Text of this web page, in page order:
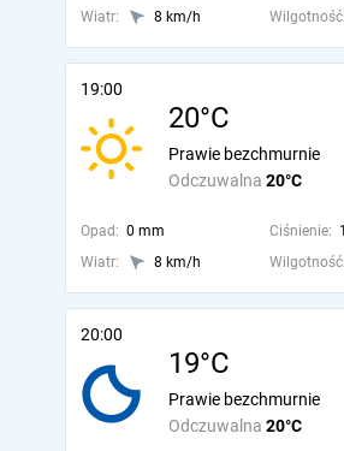
Wiatr:
8 km/h Wilgotność:
19:00
20°C
Odczuwalna 20°C
Prawie bezchmurnie
Opad: 0 mm Ciśnienie:
Wiatr:
8 km/h Wilgotność:
20:00
19°C
Odczuwalna 20°C
Prawie bezchmurnie